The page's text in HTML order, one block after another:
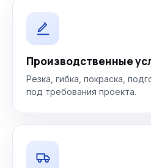
Производственные
Резка, гибка, покраска,
под требования проекта.